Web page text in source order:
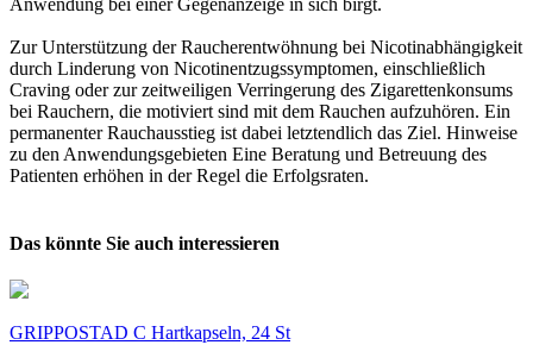
Zur Unterstützung der Raucherentwöhnung bei Nicotinabhängigkeit
durch Linderung von Nicotinentzugssymptomen, einschließlich
Craving oder zur zeitweiligen Verringerung des Zigarettenkonsums
bei Rauchern, die motiviert sind mit dem Rauchen aufzuhören. Ein
permanenter Rauchausstieg ist dabei letztendlich das Ziel. Hinweise
zu den Anwendungsgebieten Eine Beratung und Betreuung des
Patienten erhöhen in der Regel die Erfolgsraten.
Das könnte Sie auch interessieren
GRIPPOSTAD C Hartkapseln, 24 St